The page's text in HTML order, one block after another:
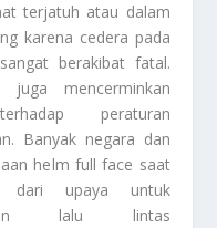
terjatuh atau dalam
karena cedera pada
berakibat fatal.
juga mencerminkan
peraturan
Banyak negara dan
helm full face saat
dari upaya untuk
lalu lintas